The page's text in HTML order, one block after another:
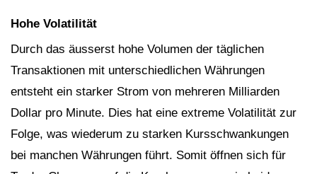
Hohe Volatilität
Durch das äusserst hohe Volumen der täglichen
Transaktionen mit unterschiedlichen Währungen
entsteht ein starker Strom von mehreren Milliarden
Dollar pro Minute. Dies hat eine extreme Volatilität zur
Folge, was wiederum zu starken Kursschwankungen
bei manchen Währungen führt. Somit öffnen sich für